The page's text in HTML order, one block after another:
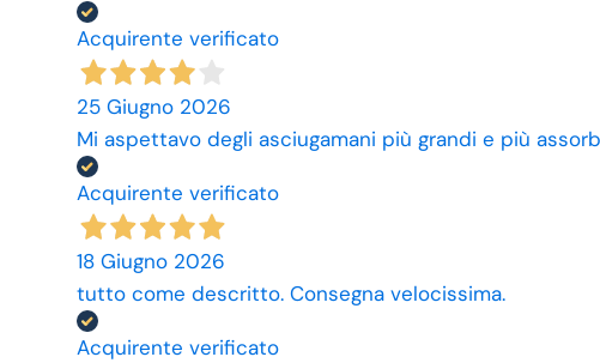
Acquirente verificato
25 Giugno 2026
Mi aspettavo degli asciugamani più grandi e più
Acquirente verificato
18 Giugno 2026
tutto come descritto. Consegna velocissima.
Acquirente verificato